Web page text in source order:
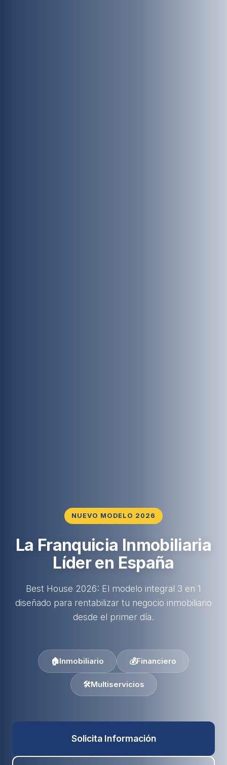
NUEVO MODELO 2026
La Franquicia Inmobiliaria
Líder en España
Best House 2026: El modelo integral 3 en 1
diseñado para rentabilizar tu negocio inmobiliario
desde el primer día.
🏠Inmobiliario 💰Financiero
🛠️Multiservicios
Solicita Información